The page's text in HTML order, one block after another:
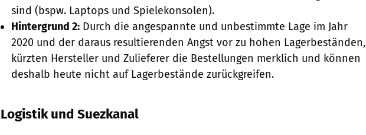
sind (bspw. Laptops und Spielekonsolen).
Hintergrund 2: Durch die angespannte und unbestimmte Lage im Jahr
2020 und der daraus resultierenden Angst vor zu hohen Lagerbeständen,
kürzten Hersteller und Zulieferer die Bestellungen merklich und können
deshalb heute nicht auf Lagerbestände zurückgreifen.
Logistik und Suezkanal